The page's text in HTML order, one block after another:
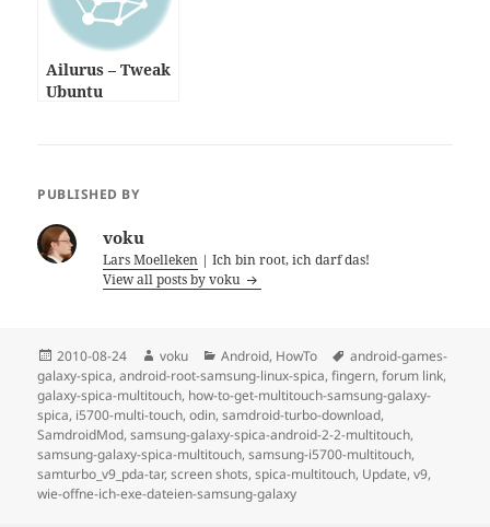
Ailurus – Tweak
Ubuntu
PUBLISHED BY
voku
Lars Moelleken | Ich bin root, ich darf das!
View all posts by voku
Posted
on
2010-08-24 Author
voku Categories
Android, HowTo Tags
android-games-
galaxy-spica,android-root-samsung-linux-spica,fingern,forum link,
galaxy-spica-multitouch, how-to-get-multitouch-samsung-galaxy-
spica, i5700-multi-touch,odin,samdroid-turbo-download,
SamdroidMod,samsung-galaxy-spica-android-2-2-multitouch,
samsung-galaxy-spica-multitouch,samsung-i5700-multitouch,
samturbo_v9_pda-tar,screen shots,spica-multitouch, Update,v9,
wie-offne-ich-exe-dateien-samsung-galaxy